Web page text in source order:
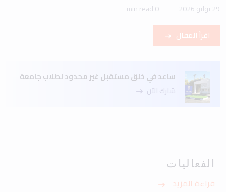
29 يوليو 2026 0 min read
اقرأ المقال
ساعد في خلق مستقبل غير محدود لطلاب جامعة
شارك الآن
الفعاليات
قراءة المزيد